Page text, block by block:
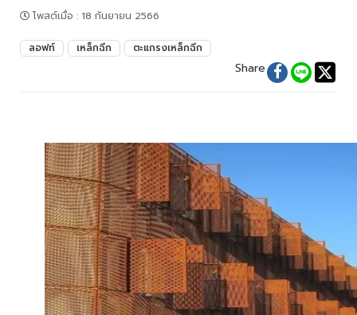
โพสต์เมื่อ : 18 กันยายน 2566
ลอฟท์ เหล็กฉีก ตะแกรงเหล็กฉีก
Share